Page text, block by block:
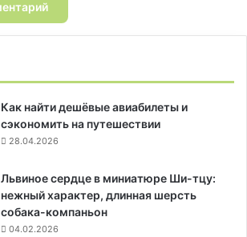
Как найти дешёвые авиабилеты и
сэкономить на путешествии
28.04.2026
Львиное сердце в миниатюре Ши-тцу:
нежный характер, длинная шерсть
собака-компаньон
04.02.2026